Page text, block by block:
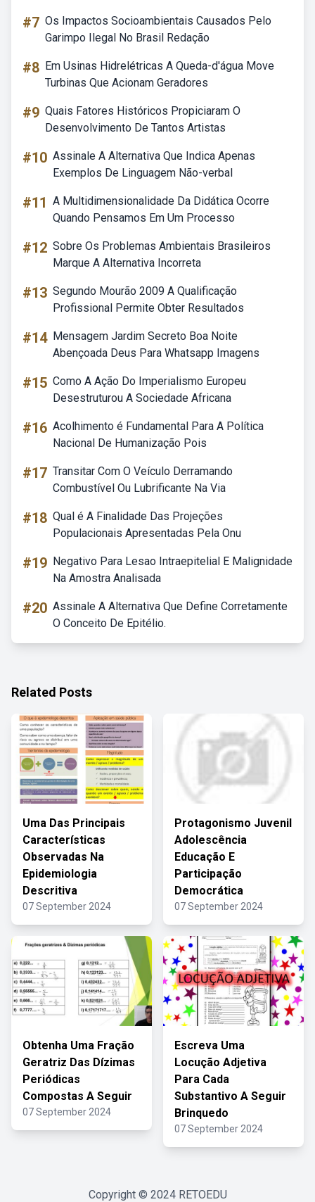
#7 Os Impactos Socioambientais Causados Pelo
Garimpo Ilegal No Brasil Redação
#8 Em Usinas Hidrelétricas A Queda-d'água Move
Turbinas Que Acionam Geradores
#9 Quais Fatores Históricos Propiciaram O
Desenvolvimento De Tantos Artistas
#10 Assinale A Alternativa Que Indica Apenas
Exemplos De Linguagem Não-verbal
#11 A Multidimensionalidade Da Didática Ocorre
Quando Pensamos Em Um Processo
#12 Sobre Os Problemas Ambientais Brasileiros
Marque A Alternativa Incorreta
#13 Segundo Mourão 2009 A Qualificação
Profissional Permite Obter Resultados
#14 Mensagem Jardim Secreto Boa Noite
Abençoada Deus Para Whatsapp Imagens
#15 Como A Ação Do Imperialismo Europeu
Desestruturou A Sociedade Africana
#16 Acolhimento é Fundamental Para A Política
Nacional De Humanização Pois
#17 Transitar Com O Veículo Derramando
Combustível Ou Lubrificante Na Via
#18 Qual é A Finalidade Das Projeções
Populacionais Apresentadas Pela Onu
#19 Negativo Para Lesao Intraepitelial E Malignidade
Na Amostra Analisada
#20 Assinale A Alternativa Que Define Corretamente
O Conceito De Epitélio.
Related Posts
Uma Das Principais
Características
Observadas Na
Epidemiologia
Descritiva
07 September 2024
Protagonismo Juvenil
Adolescência
Educação E
Participação
Democrática
07 September 2024
Obtenha Uma Fração
Geratriz Das Dízimas
Periódicas
Compostas A Seguir
07 September 2024
Escreva Uma
Locução Adjetiva
Para Cada
Substantivo A Seguir
Brinquedo
07 September 2024
Copyright © 2024 RETOEDU